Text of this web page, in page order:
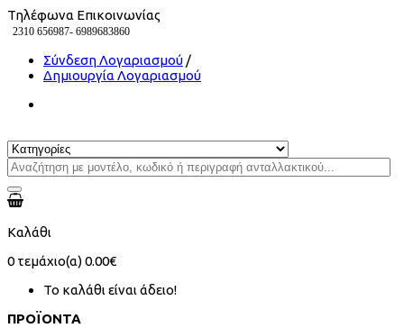
Τηλέφωνα Επικοινωνίας
2310 656987- 6989683860
Σύνδεση Λογαριασμού /
Δημιουργία Λογαριασμού
Καλάθι
0τεμάχιο(α)0.00€
Το καλάθι είναι άδειο!
ΠΡΟΪΟΝΤΑ